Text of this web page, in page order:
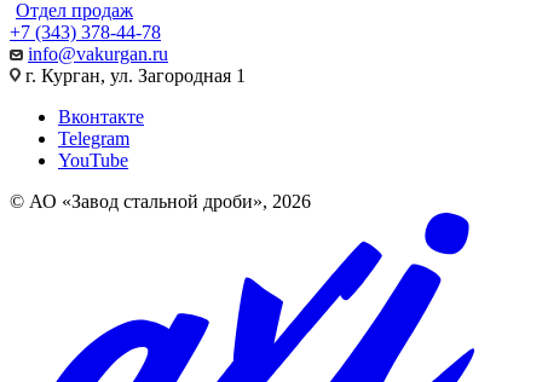
Отдел продаж
+7 (343) 378-44-78
info@vakurgan.ru
г. Курган, ул. Загородная 1
Вконтакте
Telegram
YouTube
© АО «Завод стальной дроби», 2026